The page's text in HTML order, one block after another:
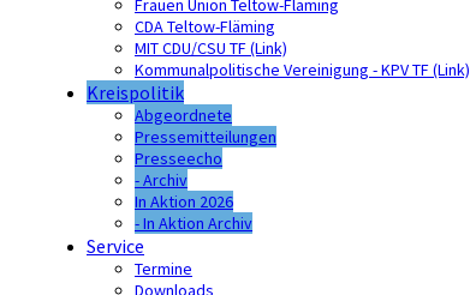
Frauen Union Teltow-Fläming
CDA Teltow-Fläming
MIT CDU/CSU TF (Link)
Kommunalpolitische Vereinigung - KPV TF (Link)
Kreispolitik
Abgeordnete
Pressemitteilungen
Presseecho
- Archiv
In Aktion 2026
- In Aktion Archiv
Service
Termine
Downloads